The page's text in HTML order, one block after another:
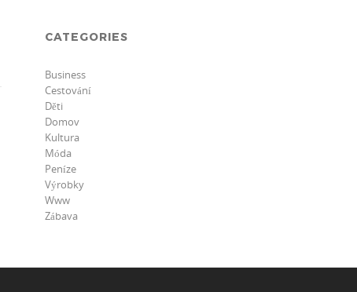
CATEGORIES
Business
Cestování
Děti
Domov
Kultura
Móda
Peníze
Výrobky
Www
Zábava